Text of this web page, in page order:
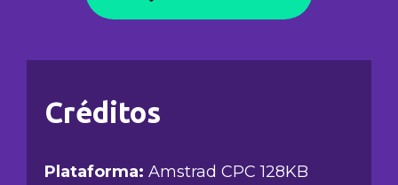
Créditos
Plataforma: Amstrad CPC 128KB